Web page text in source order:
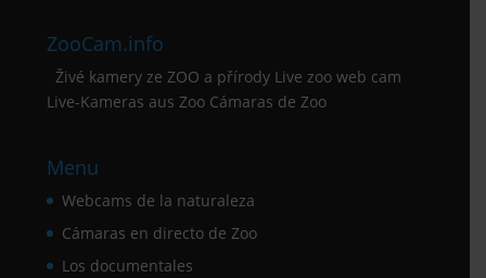
ZooCam.info
Živé kamery ze ZOO a přírody Live zoo web cam
Live-Kameras aus Zoo Cámaras de Zoo
Menu
Webcams de la naturaleza
Cámaras en directo de Zoo
Los documentales